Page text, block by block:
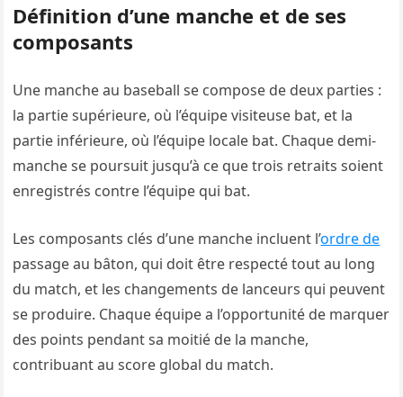
Définition d’une manche et de ses
composants
Une manche au baseball se compose de deux parties :
la partie supérieure, où l’équipe visiteuse bat, et la
partie inférieure, où l’équipe locale bat. Chaque demi-
manche se poursuit jusqu’à ce que trois retraits soient
enregistrés contre l’équipe qui bat.
Les composants clés d’une manche incluent l’ordre de
passage au bâton, qui doit être respecté tout au long
du match, et les changements de lanceurs qui peuvent
se produire. Chaque équipe a l’opportunité de marquer
des points pendant sa moitié de la manche,
contribuant au score global du match.